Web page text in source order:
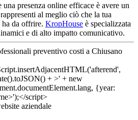
presenza online efficace è avere un
al meglio ciò che la tua
da offrire. KropHouse è specializzata
e di alto impatto comunicativo.
aziendale